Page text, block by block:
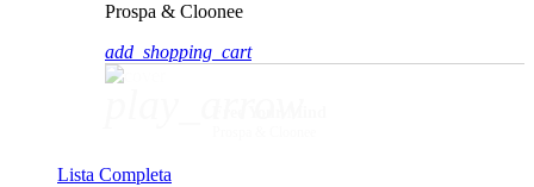
Prospa & Cloonee
add_shopping_cart
Lista Completa